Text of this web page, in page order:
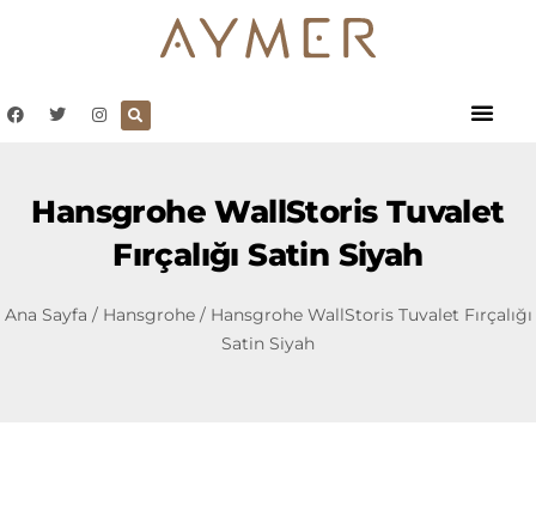
Hansgrohe WallStoris Tuvalet
Fırçalığı Satin Siyah
Ana Sayfa / Hansgrohe/ Hansgrohe WallStoris Tuvalet Fırçalığı
Satin Siyah